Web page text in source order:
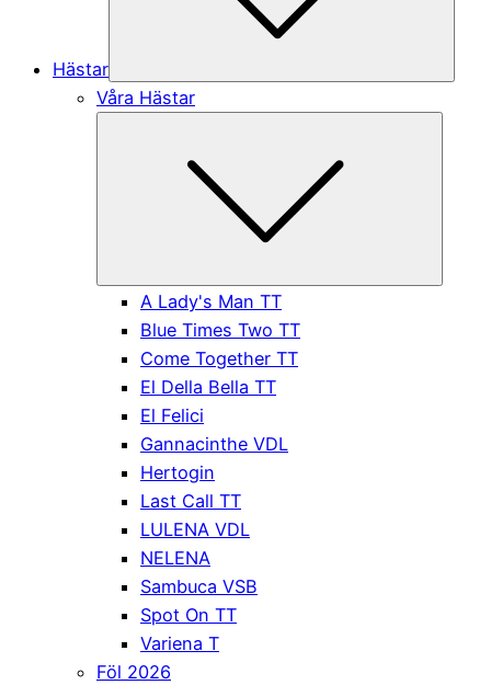
Hästar
Våra Hästar
A Lady's Man TT
Blue Times Two TT
Come Together TT
El Della Bella TT
El Felici
Gannacinthe VDL
Hertogin
Last Call TT
LULENA VDL
NELENA
Sambuca VSB
Spot On TT
Variena T
Föl 2026